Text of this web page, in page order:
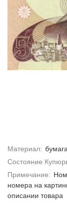
Материал: бумага
Состояние
Примечание:
номера на
описании товара